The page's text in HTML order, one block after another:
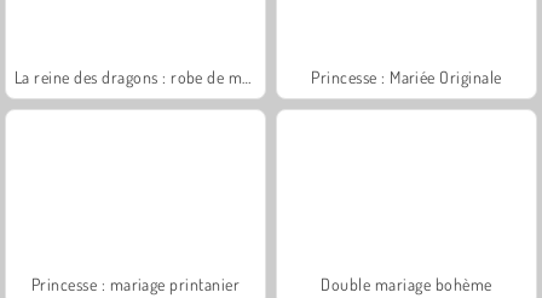
Princesse : Mariée Originale
Princesse : mariage printanier Double mariage bohème